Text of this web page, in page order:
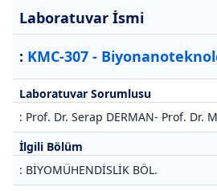
Laboratuvar İsmi
: KMC-307 -
Laboratuvar Sorumlusu
: Prof. Dr. Serap DERMAN- Prof. Dr.
İlgili Bölüm
: BİYOMÜHENDİSLİK BÖL.